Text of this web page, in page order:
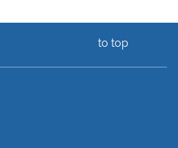
to top